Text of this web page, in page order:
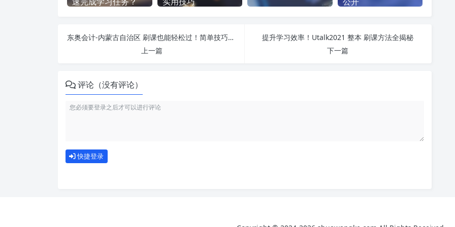
东奥会计-内蒙古自治区 刷课也能轻松过！简单技巧大公开
上一篇
提升学习效率！Utalk2021 整本 刷课方法全揭秘
下一篇
评论（没有评论）
快捷登录